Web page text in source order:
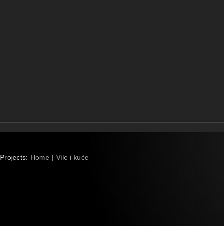
Projects: Home Vile i kuće